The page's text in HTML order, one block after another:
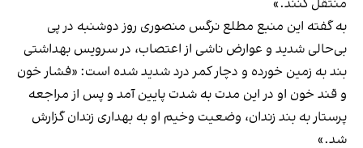
منتقل کنند.»
به گفته این منبع مطلع نرگس منصوری روز دوشنبه در پی
بی‌حالی شدید و عوارض ناشی از اعتصاب، در سرویس بهداشتی
بند به زمین خورده و دچار کمر درد شدید شده است: «فشار خون
و قند خون او در این مدت به شدت پایین آمد و پس از مراجعه
پرستار به بند زندان، وضعیت وخیم او به بهداری زندان گزارش
شد.»